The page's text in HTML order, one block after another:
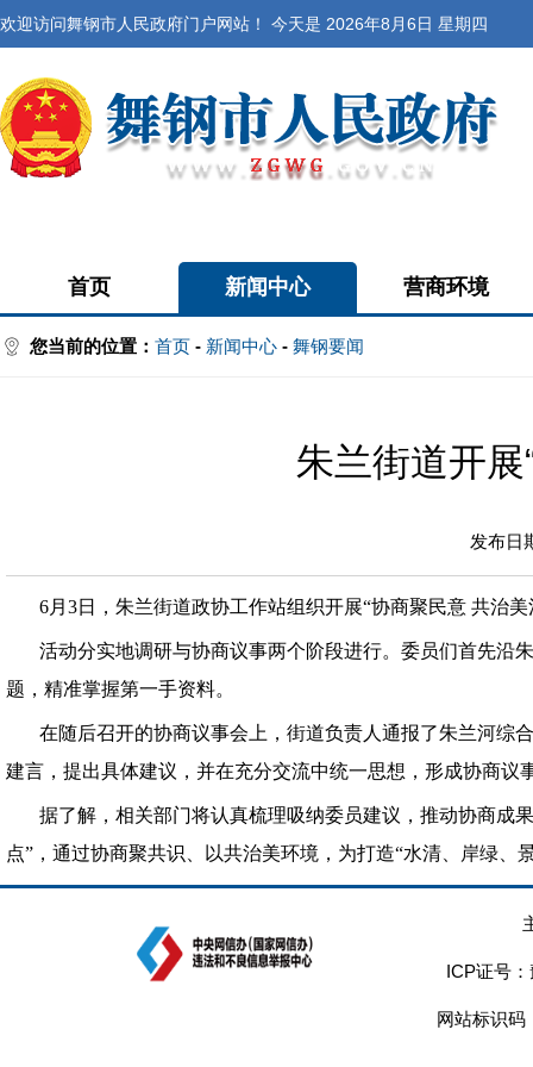
欢迎访问舞钢市人民政府门户网站！ 今天是 2026年8月6日 星期四
首页 新闻中心 营商环境
您当前的位置： 首页 - 新闻中心 - 舞钢要闻
朱兰街道开
发布日
6月3日，朱兰街道政协工作站组织开展“协商聚民意 共治
活动分实地调研与协商议事两个阶段进行。委员们首先沿
题，精准掌握第一手资料。
在随后召开的协商议事会上，街道负责人通报了朱兰河综
建言，提出具体建议，并在充分交流中统一思想，形成协商议
据了解，相关部门将认真梳理吸纳委员建议，推动协商成
点”，通过协商聚共识、以共治美环境，为打造“水清、岸绿
ICP证号：
网站标识码